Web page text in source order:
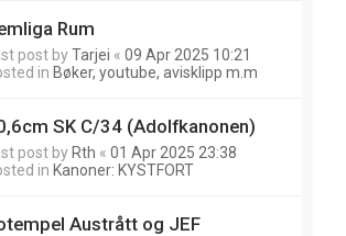
Rum
post byTarjei « 09 Apr 2025 10:21
in Bøker, youtube, avisklipp m.m
SK C/34 (Adolfkanonen)
post by Rth « 01 Apr 2025 23:38
in Kanoner: KYSTFORT
Austrått og JEF